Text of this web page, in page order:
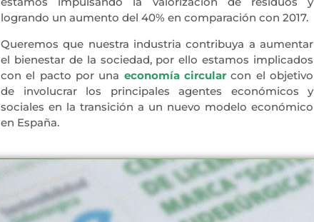
logrando un aumento del 40% en comparación con 2017.
Queremos que nuestra industria contribuya a aumentar
el bienestar de la sociedad, por ello estamos implicados
con el pacto por una economía circular con el objetivo
de involucrar los principales agentes económicos y
sociales en la transición a un nuevo modelo económico
en España.